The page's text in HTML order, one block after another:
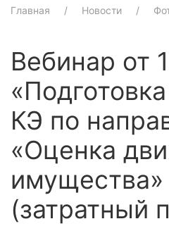
Главная Новости
Вебинар от
КЭ по
«Оценка
имущества»
(затратный